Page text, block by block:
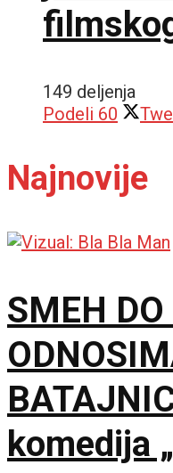
149 deljenja
Podeli 60
Najnovije
SMEH
komedija